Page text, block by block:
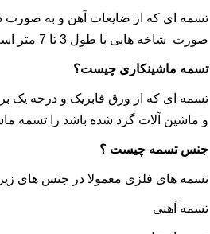
تسمه ای که از ضایعات آهن و به صورت
صورت شاخه هایی با طول 3 تا 7 متر است.
تسمه ماشینکاری چیست؟
تسمه ای که از ورق فابریک و درجه یک
و ماشین آلات گرد شده باشد را تسمه
جنس تسمه چیست ؟
تسمه های فلزی معمولا در جنس های
تسمه آهنی